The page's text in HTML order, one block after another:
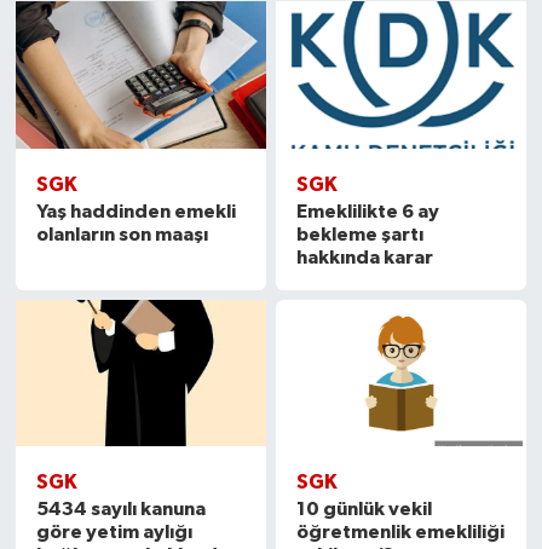
SGK
Yaş haddinden emekli
olanların son maaşı
SGK
Emeklilikte 6 ay
bekleme şartı
hakkında karar
SGK
5434 sayılı kanuna
göre yetim aylığı
SGK
10 günlük vekil
öğretmenlik emekliliği